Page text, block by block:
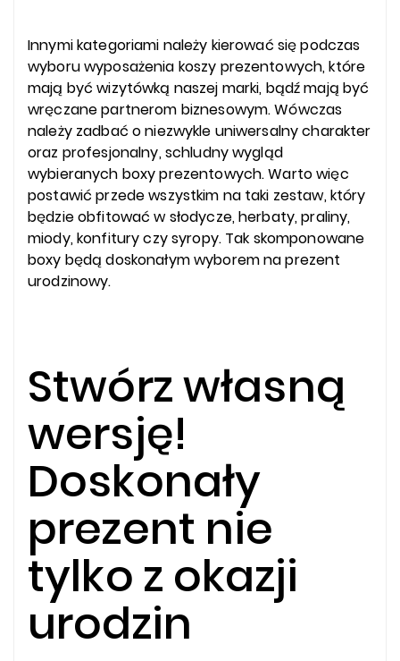
Innymi kategoriami należy kierować się podczas
wyboru wyposażenia koszy prezentowych, które
mają być wizytówką naszej marki, bądź mają być
wręczane partnerom biznesowym. Wówczas
należy zadbać o niezwykle uniwersalny charakter
oraz profesjonalny, schludny wygląd
wybieranych boxy prezentowych. Warto więc
postawić przede wszystkim na taki zestaw, który
będzie obfitować w słodycze, herbaty, praliny,
miody, konfitury czy syropy. Tak skomponowane
boxy będą doskonałym wyborem na prezent
urodzinowy.
Stwórz własną
wersję!
Doskonały
prezent nie
tylko z okazji
urodzin